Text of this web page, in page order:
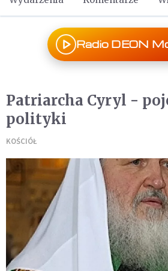
Radio DEON
Patriarcha Cyryl -
polityki
KOŚCIÓŁ